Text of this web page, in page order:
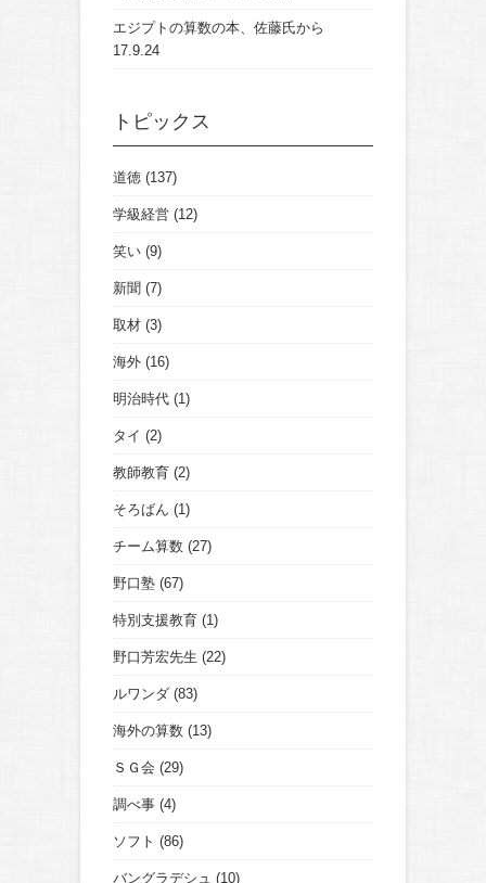
エジプトの算数の本、佐藤氏から
17.9.24
トピックス
道徳 (137)
学級経営 (12)
笑い (9)
新聞 (7)
取材 (3)
海外 (16)
明治時代 (1)
タイ (2)
教師教育 (2)
そろばん (1)
チーム算数 (27)
野口塾 (67)
特別支援教育 (1)
野口芳宏先生 (22)
ルワンダ (83)
海外の算数 (13)
ＳＧ会 (29)
調べ事 (4)
ソフト (86)
バングラデシュ (10)